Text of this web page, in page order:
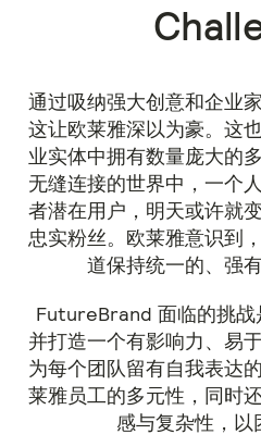
通过吸纳强大创意和企业
这让欧莱雅深以为豪。这
业实体中拥有数量庞大的
无缝连接的世界中，一个
者潜在用户，明天或许就
忠实粉丝。欧莱雅意识到
道保持统一的、强
FutureBrand 面临的挑战
并打造一个有影响力、易
为每个团队留有自我表达
莱雅员工的多元性，同时
感与复杂性，以